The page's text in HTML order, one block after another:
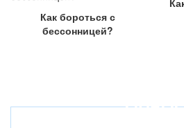
Как бороться с
бессонницей?